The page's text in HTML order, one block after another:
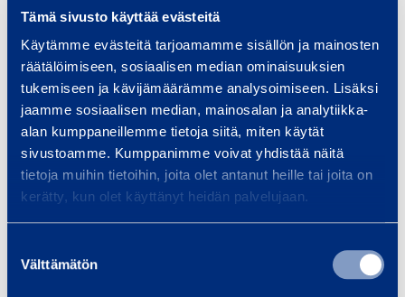
Tämä sivusto käyttää evästeitä
Käytämme evästeitä tarjoamamme sisällön ja mainosten
räätälöimiseen, sosiaalisen median ominaisuuksien
tukemiseen ja kävijämäärämme analysoimiseen. Lisäksi
jaamme sosiaalisen median, mainosalan ja analytiikka-
alan kumppaneillemme tietoja siitä, miten käytät
sivustoamme. Kumppanimme voivat yhdistää näitä
tietoja muihin tietoihin, joita olet antanut heille tai joita on
kerätty, kun olet käyttänyt heidän palvelujaan.
valinta
Välttämätön
Speed
Centrifugal force
Length 0,45 m
Width 0,45 m
Height